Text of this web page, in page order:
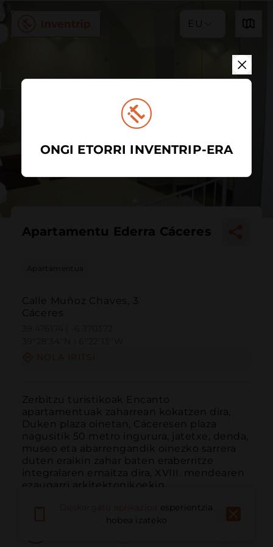
EU
Apartamentu Ederra Cáceres
Apartamentua
Calle Muñoz Chaves, 3
Cáceres
Zerbitzu turistikoak Encanto
apartamentuak zaharrean kokatzen dira,
Duken plaza oinetan, Cáceresen plaza
nagusitik 50 metro ingurura, jatetxe, denda,
museo eta abarrengandik oinezko sarrera
duten eraikin zahar baten eraberritze
integralaren emaitza dira, XVIII. mendearen
ezaugarri arkitektonikoekin.
esperientzia
hobea izateko
ONGI ETORRI INVENTRIP-ERA